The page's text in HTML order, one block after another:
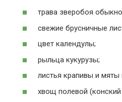
трава зверобоя
свежие брусничные
цвет календулы;
рыльца кукурузы;
листья крапивы и мяты
хвощ полевой (конский